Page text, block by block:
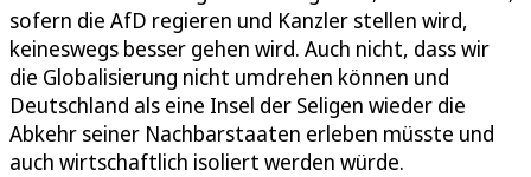
sofern die AfD regieren und Kanzler stellen wird,
keineswegs besser gehen wird. Auch nicht, dass wir
die Globalisierung nicht umdrehen können und
Deutschland als eine Insel der Seligen wieder die
Abkehr seiner Nachbarstaaten erleben müsste und
auch wirtschaftlich isoliert werden würde.